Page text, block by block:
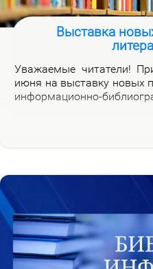
Выставка
Ува­жа­е­мые чи­та­те­ли!
июня на вы­став­ку но­вых
ин­фор­ма­ци­он­но-